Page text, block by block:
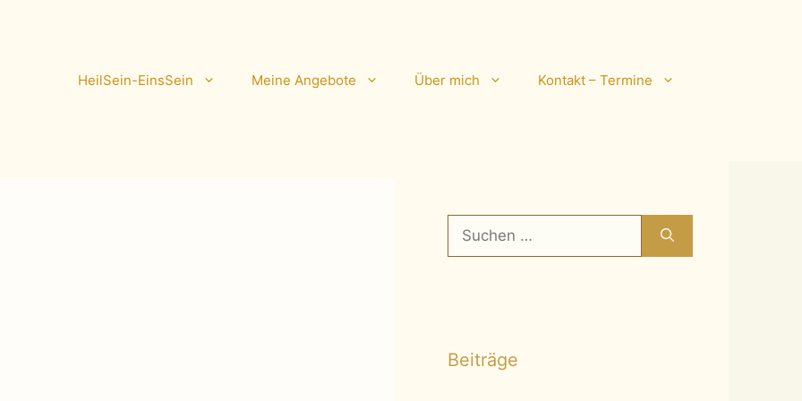
HeilSein-EinsSein Meine Angebote Über mich Kontakt – Termine
Suchen
nach:
Beiträge